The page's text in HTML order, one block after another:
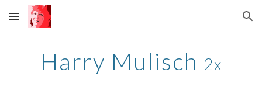
Skip to main content Skip to navigation
Harry Mulisch 2x